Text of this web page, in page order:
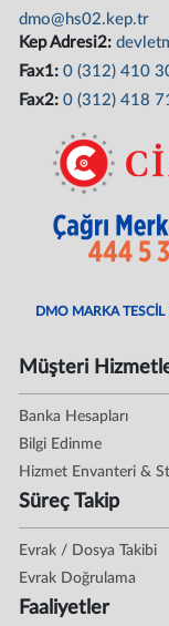
dmo@hs02.kep.tr
Kep Adresi2:
Fax1:0 (312) 410
Fax2:0 (312) 418
DMO MARKA TESCİL
Müşteri
Banka Hesapları
Bilgi Edinme
Hizmet Envanteri &
Süreç Takip
Evrak / Dosya Takibi
Evrak Doğrulama
Faaliyetler